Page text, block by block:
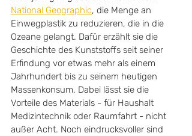
National Geographic, die Menge an
Einwegplastik zu reduzieren, die in die
Ozeane gelangt. Dafür erzählt sie die
Geschichte des Kunststoffs seit seiner
Erfindung vor etwas mehr als einem
Jahrhundert bis zu seinem heutigen
Massenkonsum. Dabei lässt sie die
Vorteile des Materials - für Haushalt
Medizintechnik oder Raumfahrt - nicht
außer Acht. Noch eindrucksvoller sind